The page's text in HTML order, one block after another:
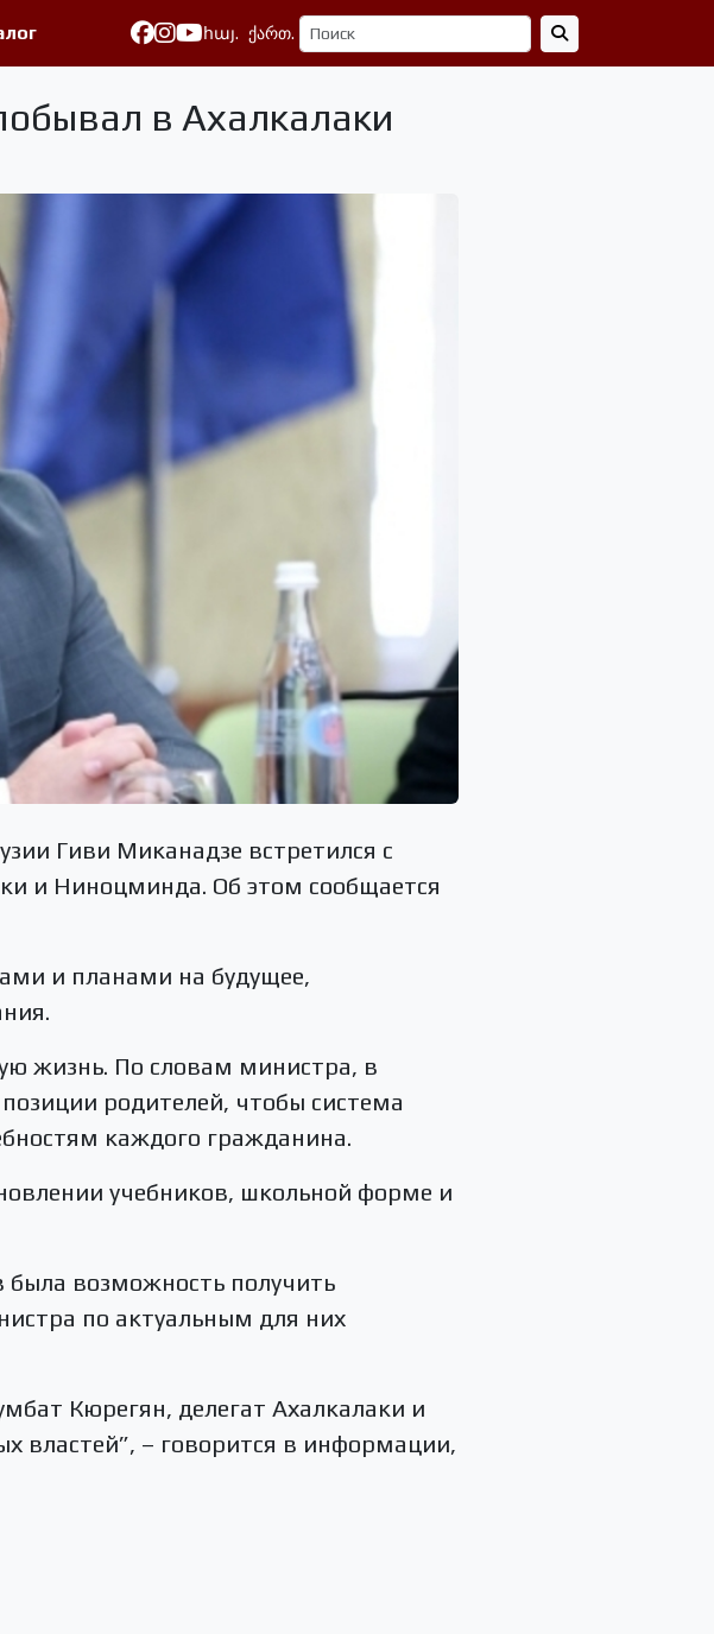
հայ. ქართ.
в Ахалкалаки
Гиви Миканадзе встретился с
и Ниноцминда. Об этом сообщается
и планами на будущее,
жизнь. По словам министра, в
родителей, чтобы система
каждого гражданина.
учебников, школьной форме и
была возможность получить
по актуальным для них
Кюрегян, делегат Ахалкалаки и
властей”, – говорится в информации,